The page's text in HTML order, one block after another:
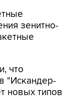
зенитно-
что
"Искандер-
новых типов